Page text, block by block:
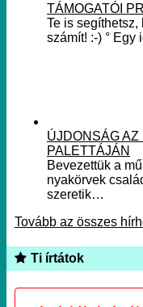
TÁMOGATÓI
Te is
számít! :-) °
ÚJDONSÁG
PALETTÁJÁN
Bevezettük a
nyakörvek
szeretik…
Tovább az összes
Ti írtátok